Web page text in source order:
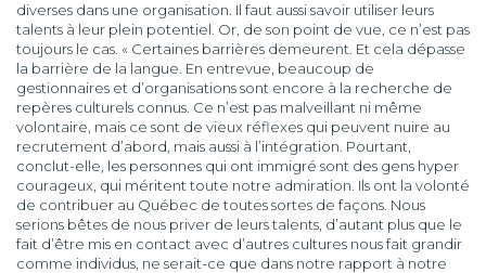
diverses dans une organisation. Il faut aussi savoir utiliser leurs
talents à leur plein potentiel. Or, de son point de vue, ce n’est pas
toujours le cas. « Certaines barrières demeurent. Et cela dépasse
la barrière de la langue. En entrevue, beaucoup de
gestionnaires et d’organisations sont encore à la recherche de
repères culturels connus. Ce n’est pas malveillant ni même
volontaire, mais ce sont de vieux réflexes qui peuvent nuire au
recrutement d’abord, mais aussi à l’intégration. Pourtant,
conclut-elle, les personnes qui ont immigré sont des gens hyper
courageux, qui méritent toute notre admiration. Ils ont la volonté
de contribuer au Québec de toutes sortes de façons. Nous
serions bêtes de nous priver de leurs talents, d’autant plus que le
fait d’être mis en contact avec d’autres cultures nous fait grandir
comme individus, ne serait-ce que dans notre rapport à notre